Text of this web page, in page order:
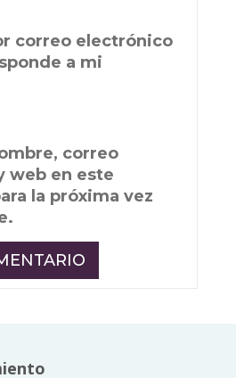
correo electrónico
a mi
correo
web en este
la próxima vez